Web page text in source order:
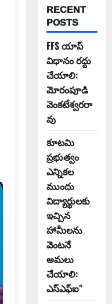
RECENT
POSTS
FFS యాప్
విధానం రద్దు
చేయాలి:
మోరంపూడి
వెంకటేశ్వరరా
వు
కూటమి
ప్రభుత్వం
ఎన్నికల
ముందు
విద్యార్థులకు
ఇచ్చిన
హామీలను
వెంటనే
అమలు
చేయాలి:
ఎస్ఎఫ్ఐ”